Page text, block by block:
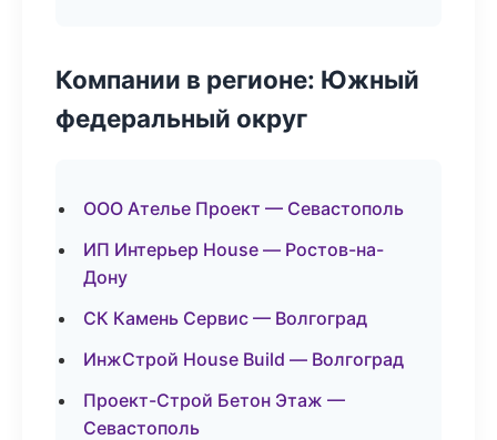
Компании в регионе: Южный
федеральный округ
ООО Ателье Проект — Севастополь
ИП Интерьер House — Ростов-на-
Дону
СК Камень Сервис — Волгоград
ИнжСтрой House Build — Волгоград
Проект-Строй Бетон Этаж —
Севастополь